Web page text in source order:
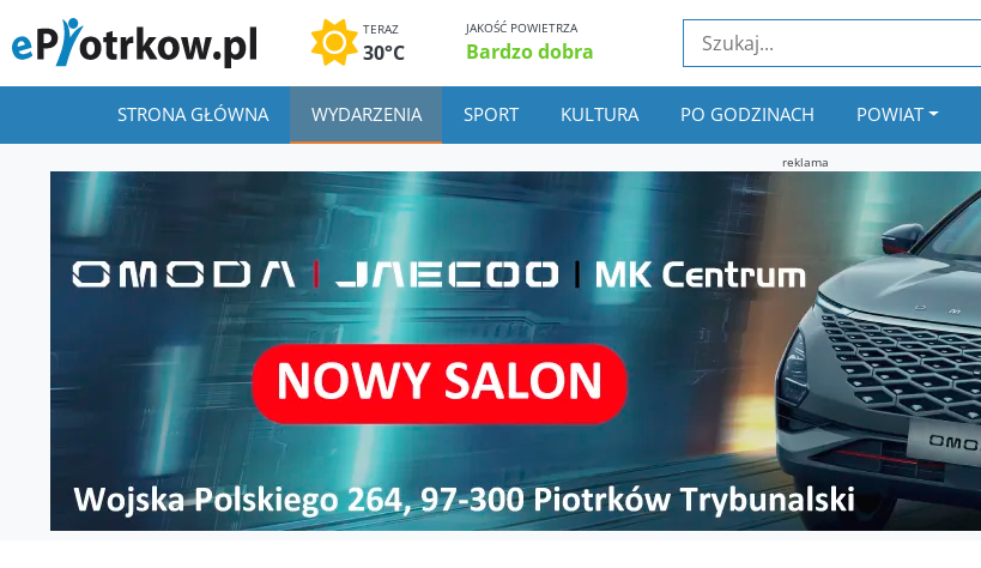
TERAZ
30°C
JAKOŚĆ POWIETRZA
Bardzo dobra
STRONA GŁÓWNA WYDARZENIA SPORT KULTURA PO GODZINACH POWIAT
reklama